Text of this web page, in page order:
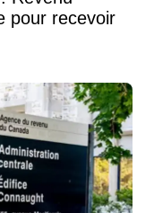
pour recevoir